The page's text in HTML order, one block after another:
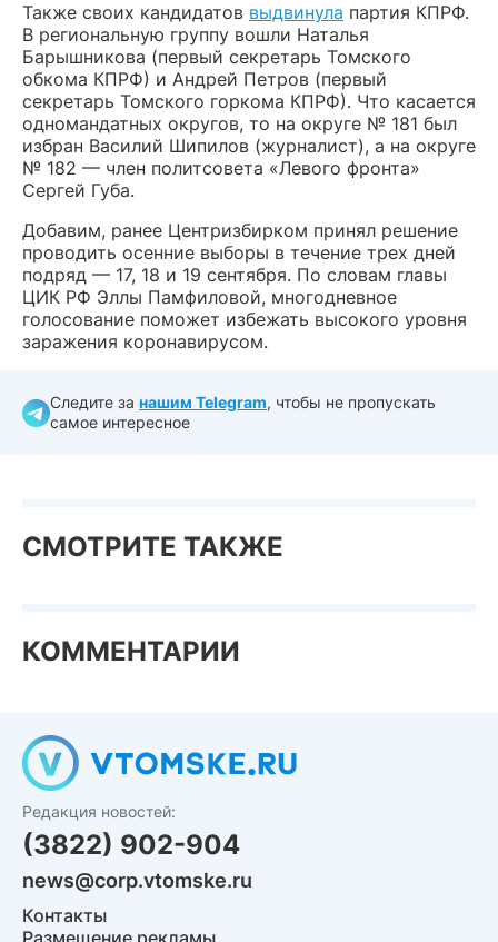
Также своих кандидатов выдвинула партия КПРФ.
В региональную группу вошли Наталья
Барышникова (первый секретарь Томского
обкома КПРФ) и Андрей Петров (первый
секретарь Томского горкома КПРФ). Что касается
одномандатных округов, то на округе № 181 был
избран Василий Шипилов (журналист), а на округе
№ 182 — член политсовета «Левого фронта»
Сергей Губа.
Добавим, ранее Центризбирком принял решение
проводить осенние выборы в течение трех дней
подряд — 17, 18 и 19 сентября. По словам главы
ЦИК РФ Эллы Памфиловой, многодневное
голосование поможет избежать высокого уровня
заражения коронавирусом.
Следите за нашим Telegram, чтобы не пропускать
самое интересное
СМОТРИТЕ ТАКЖЕ
КОММЕНТАРИИ
Редакция новостей:
(3822) 902-904
news@corp.vtomske.ru
Контакты